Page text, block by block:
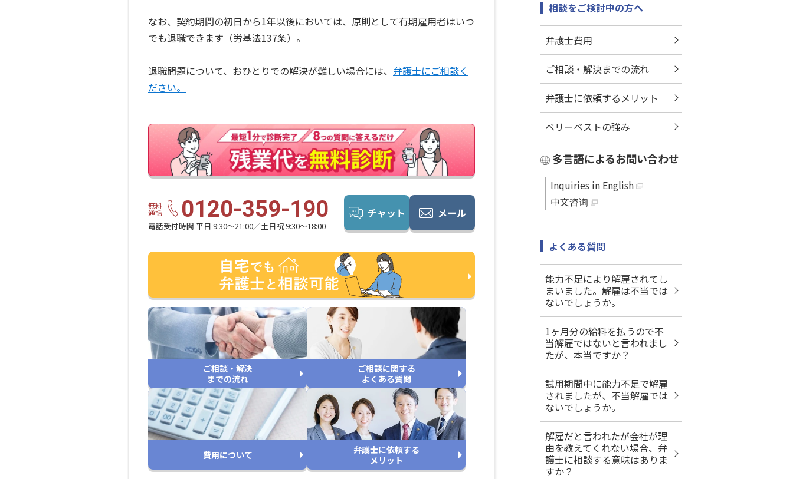
なお、契約期間の初日から1年以後においては、原則として有期雇用者はいつ
でも退職できます（労基法137条）。
退職問題について、おひとりでの解決が難しい場合には、 弁護士にご相談く
ださい。
無料
通話 0120-359-190
電話受付時間 平日 9:30〜21:00／土日祝 9:30〜18:00
チャット メール
ご相談・解決
までの流れ
ご相談に関する
よくある質問
費用について
弁護士に依頼する
メリット
相談をご検討中の方へ
弁護士費用
ご相談・解決までの流れ
弁護士に依頼するメリット
ベリーベストの強み
多言語によるお問い合わせ
Inquiries in English
中文咨询
よくある質問
能力不足により解雇されてし
まいました。解雇は不当では
ないでしょうか。
1ヶ月分の給料を払うので不
当解雇ではないと言われまし
たが、本当ですか？
試用期間中に能力不足で解雇
されましたが、不当解雇では
ないでしょうか。
解雇だと言われたが会社が理
由を教えてくれない場合、弁
護士に相談する意味はありま
すか？